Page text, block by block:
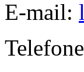
E-mail: